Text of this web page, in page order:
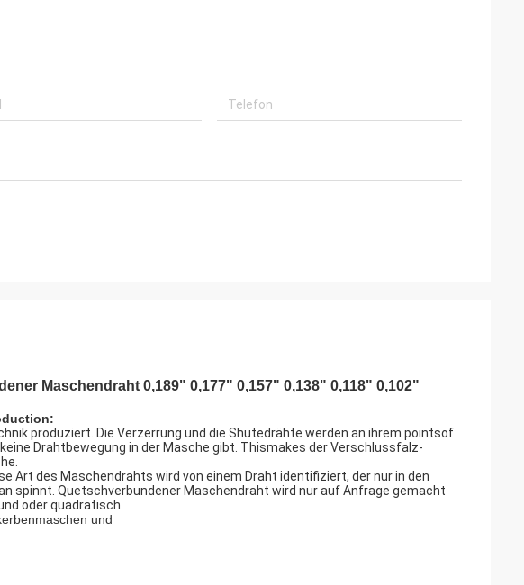
Maschendraht 0,189" 0,177" 0,157" 0,138" 0,118" 0,102"
produziert. Die Verzerrung und die Shutedrähte werden an ihrem pointsof
Drahtbewegung in der Masche gibt. Thismakes der Verschlussfalz-
Art des Maschendrahts wird von einem Draht identifiziert, der nur in den
spinnt. Quetschverbundener Maschendraht wird nur auf Anfrage gemacht
oder quadratisch.
und